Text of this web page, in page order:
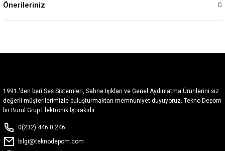
Önerileriniz
1991 'den beri Ses Sistemleri, Sahne Işıkları ve Genel Aydınlatma Ürünlerini siz
değerli müşterilerimizle buluşturmaktan memnuniyet duyuyoruz. Tekno Depom
bir Burul Grup Elektronik İştirakidir.
0(232) 446 0 246
bilgi@teknodepom.com